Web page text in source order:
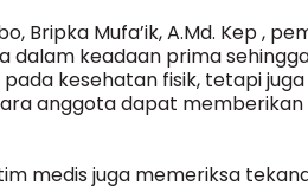
Bripka Mufa’ik, A.Md. Kep ,
dalam keadaan prima
kesehatan fisik, tetapi
anggota dapat
medis juga memeriksa